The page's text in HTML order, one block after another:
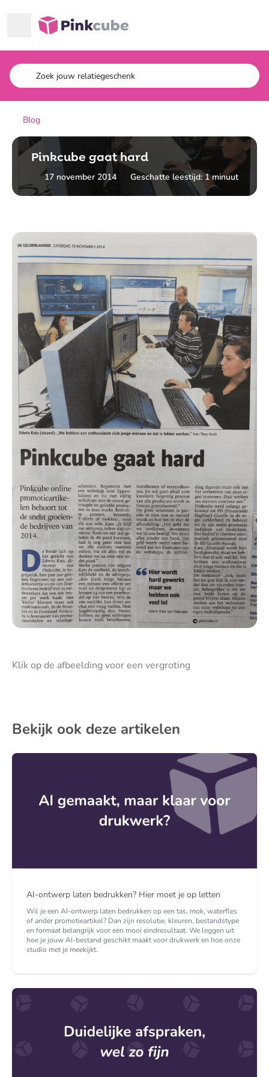
Pinkcube
Blog
Pinkcube gaat hard
17 november 2014 Geschatte leestijd: 1 minuut
Klik op de afbeelding voor een vergroting
Bekijk ook deze artikelen
AI-ontwerp laten bedrukken? Hier moet je op letten
Wil je een AI-ontwerp laten bedrukken op een tas, mok, waterfles
of ander promotieartikel? Dan zijn resolutie, kleuren, bestandstype
en formaat belangrijk voor een mooi eindresultaat. We leggen uit
hoe je jouw AI-bestand geschikt maakt voor drukwerk en hoe onze
studio met je meekijkt.